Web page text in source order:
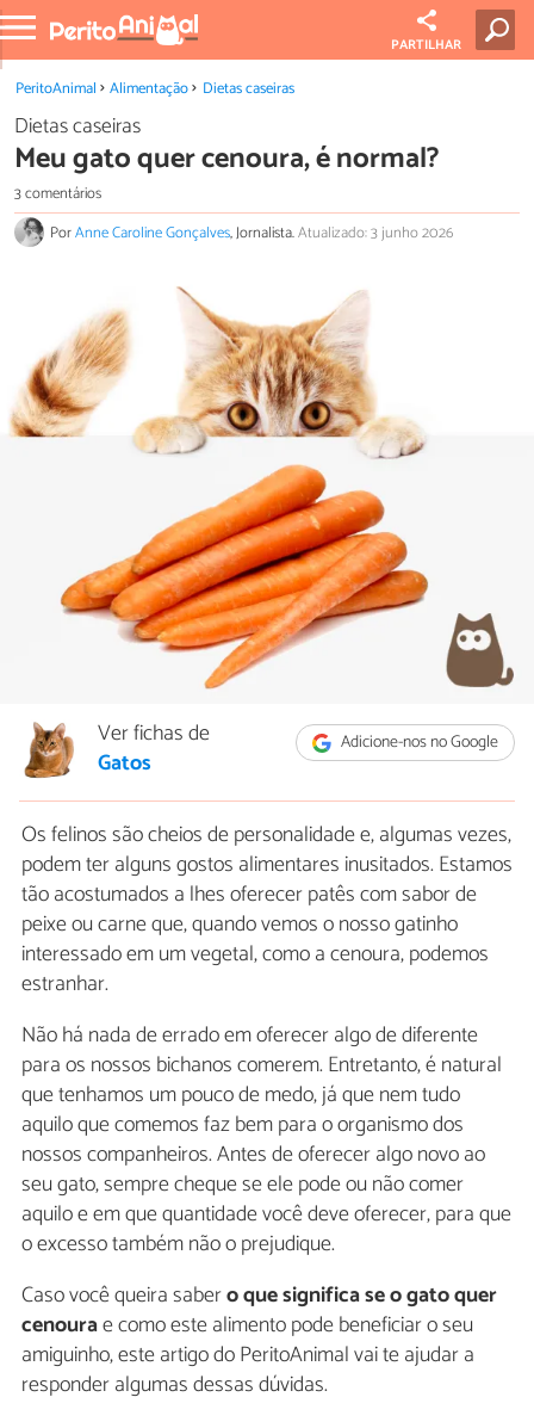
PARTILHAR
PeritoAnimal Alimentação Dietas caseiras
Dietas caseiras
Meu gato quer cenoura, é normal?
3 comentários
PorAnne Caroline Gonçalves, Jornalista.Atualizado: 3 junho 2026
Adicione-nos no Google
Ver fichas de
Gatos
Os felinos são cheios de personalidade e, algumas vezes,
podem ter alguns gostos alimentares inusitados. Estamos
tão acostumados a lhes oferecer patês com sabor de
peixe ou carne que, quando vemos o nosso gatinho
interessado em um vegetal, como a cenoura, podemos
estranhar.
Não há nada de errado em oferecer algo de diferente
para os nossos bichanos comerem. Entretanto, é natural
que tenhamos um pouco de medo, já que nem tudo
aquilo que comemos faz bem para o organismo dos
nossos companheiros. Antes de oferecer algo novo ao
seu gato, sempre cheque se ele pode ou não comer
aquilo e em que quantidade você deve oferecer, para que
o excesso também não o prejudique.
Caso você queira sabero que significa se o gato quer
cenourae como este alimento pode beneficiar o seu
amiguinho, este artigo do PeritoAnimal vai te ajudar a
responder algumas dessas dúvidas.